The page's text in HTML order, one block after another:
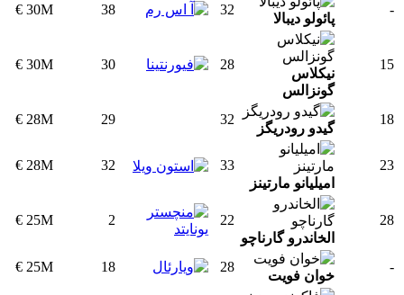
-
پائولو دیبالا
32
38
30M €
15
نیکلاس
گونزالس
28
30
30M €
18
گیدو رودریگز
32
29
28M €
23
امیلیانو مارتینز
33
32
28M €
28
الخاندرو گارناچو
22
2
25M €
-
خوان فویت
28
18
25M €